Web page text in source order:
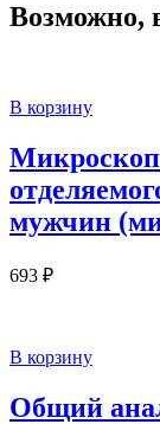
Возможно,
В корзину
мужчин
693 ₽
В корзину
Общий